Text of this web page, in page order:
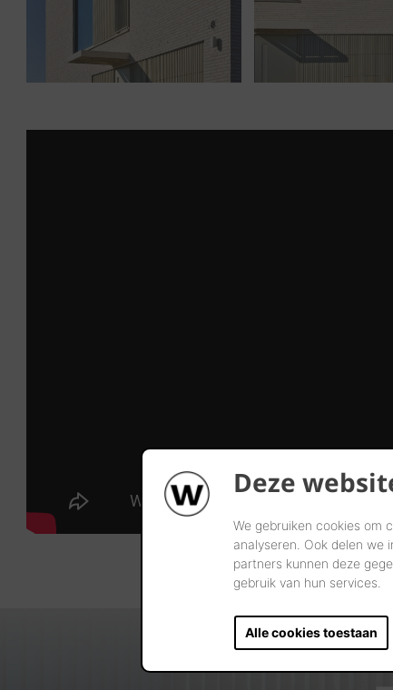
Deze
We gebruiken cookies om
analyseren. Ook delen we
partners kunnen deze
gebruik van hun services.
Alle cookies toestaan